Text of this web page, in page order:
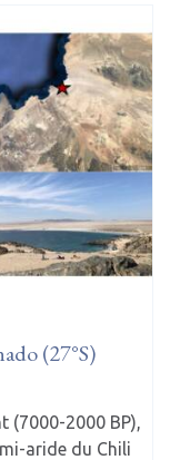
(27°S)
(7000-2000 BP),
aride du Chili